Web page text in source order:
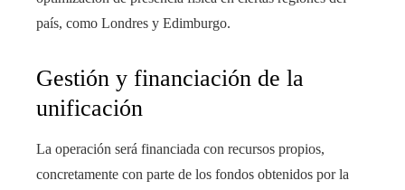
país, como Londres y Edimburgo.
Gestión y financiación de la
unificación
La operación será financiada con recursos propios,
concretamente con parte de los fondos obtenidos por la